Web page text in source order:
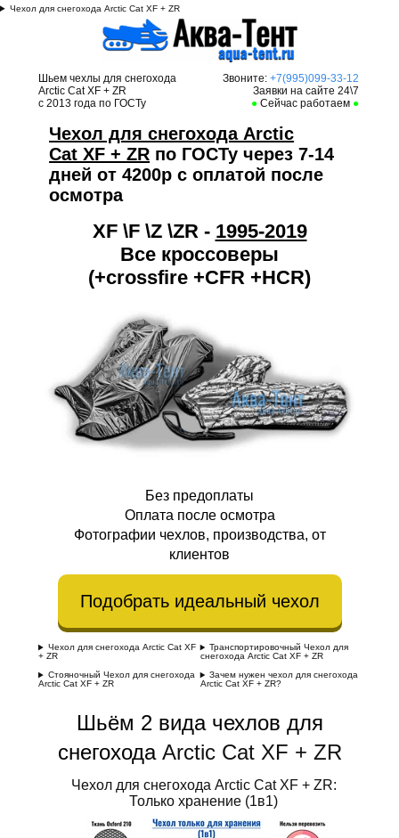
Чехол для снегохода Arctic Cat XF + ZR
Шьем чехлы для снегохода
Arctic Cat XF + ZR
с 2013 года по ГОСТу
Звоните:+7(995)099-33-12
Заявки на сайте 24\7
● Сейчас работаем ●
Чехол для снегохода Arctic
Cat XF + ZR по ГОСТу через 7-14
дней от 4200р с оплатой после
осмотра
XF \F \Z \ZR - 1995-2019
Все кроссоверы
(+crossfire +CFR +HCR)
Без предоплаты
Оплата после осмотра
Фотографии чехлов, производства, от
клиентов
Подобрать идеальный чехол
Чехол для снегохода Arctic Cat XF
+ ZR
Транспортировочный Чехол для
снегохода Arctic Cat XF + ZR
Стояночный Чехол для снегохода
Arctic Cat XF + ZR
Зачем нужен чехол для снегохода
Arctic Cat XF + ZR?
Шьём 2 вида чехлов для
снегохода Arctic Cat XF + ZR
Чехол для снегохода Arctic Cat XF + ZR:
Только хранение (1в1)